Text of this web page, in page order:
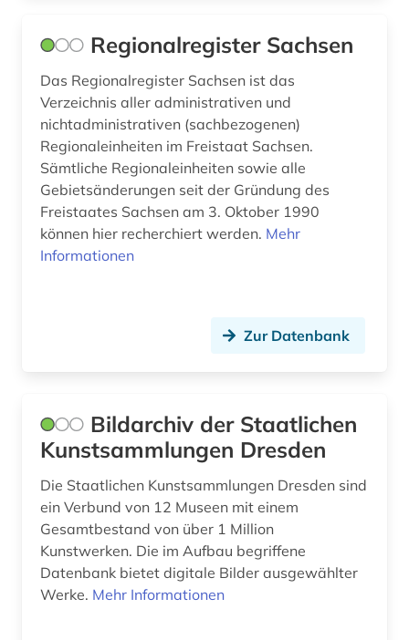
usa (1)
verfassungsrecht (2)
verordnungen (1)
verwaltung (1)
zeichnung (1)
österreich (1)
Regionalregister Sachsen
Das Regionalregister Sachsen ist das
Verzeichnis aller administrativen und
nichtadministrativen (sachbezogenen)
Regionaleinheiten im Freistaat Sachsen.
Sämtliche Regionaleinheiten sowie alle
Gebietsänderungen seit der Gründung des
Freistaates Sachsen am 3. Oktober 1990
können hier recherchiert werden. Mehr
Informationen
Zur Datenbank
Bildarchiv der Staatlichen
Kunstsammlungen Dresden
Die Staatlichen Kunstsammlungen Dresden sind
ein Verbund von 12 Museen mit einem
Gesamtbestand von über 1 Million
Kunstwerken. Die im Aufbau begriffene
Datenbank bietet digitale Bilder ausgewählter
Werke. Mehr Informationen